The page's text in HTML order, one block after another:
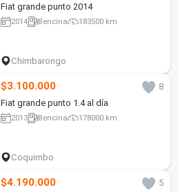
Fiat grande punto 2014
2014 Bencina 183500 km
Chimbarongo
$3.100.000
8
Fiat grande punto 1.4 al día
2013 Bencina 178000 km
Coquimbo
$4.190.000
5